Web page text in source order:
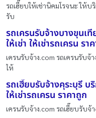
รถเฮี๊ยบให้เช่านิคมโรจนะ ให้บ
รับ
รถเครนรับจ้างบางขุนเ
ให้เช่า ให้เช่ารถเครน รา
เครนรับจ้าง.com รถเครนรับจ้
ให้
รถเฮี๊ยบรับจ้างคุระบุรี บ
ให้เช่ารถเครน ราคาถูก
เครนรับจ้าง.com รถเฮี๊ยบรับจ้